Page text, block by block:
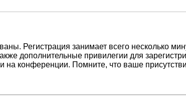
Регистрация занимает всего несколько
дополнительные привилегии для
на конференции. Помните, что ваше